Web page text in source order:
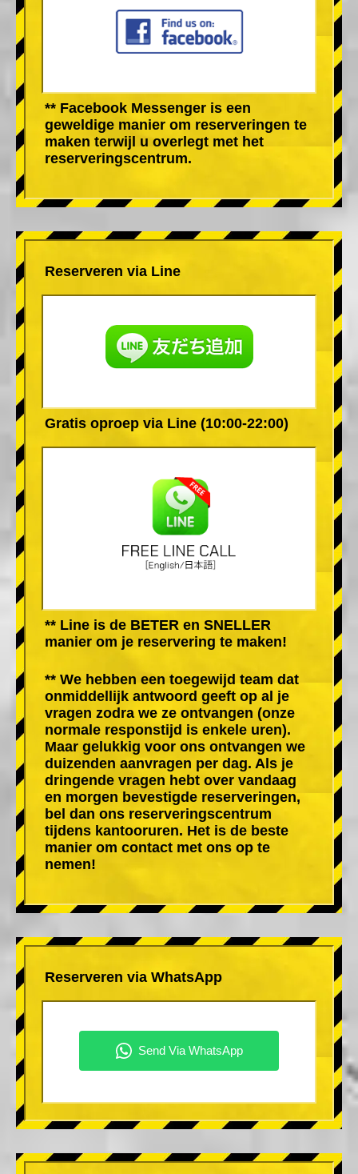
** Facebook Messenger is een
geweldige manier om reserveringen te
maken terwijl u overlegt met het
reserveringscentrum.
Reserveren via Line
Gratis oproep via Line (10:00-22:00)
** Line is de BETER en SNELLER
manier om je reservering te maken!
** We hebben een toegewijd team dat
onmiddellijk antwoord geeft op al je
vragen zodra we ze ontvangen (onze
normale responstijd is enkele uren).
Maar gelukkig voor ons ontvangen we
duizenden aanvragen per dag. Als je
dringende vragen hebt over vandaag
en morgen bevestigde reserveringen,
bel dan ons reserveringscentrum
tijdens kantooruren. Het is de beste
manier om contact met ons op te
nemen!
Reserveren via WhatsApp